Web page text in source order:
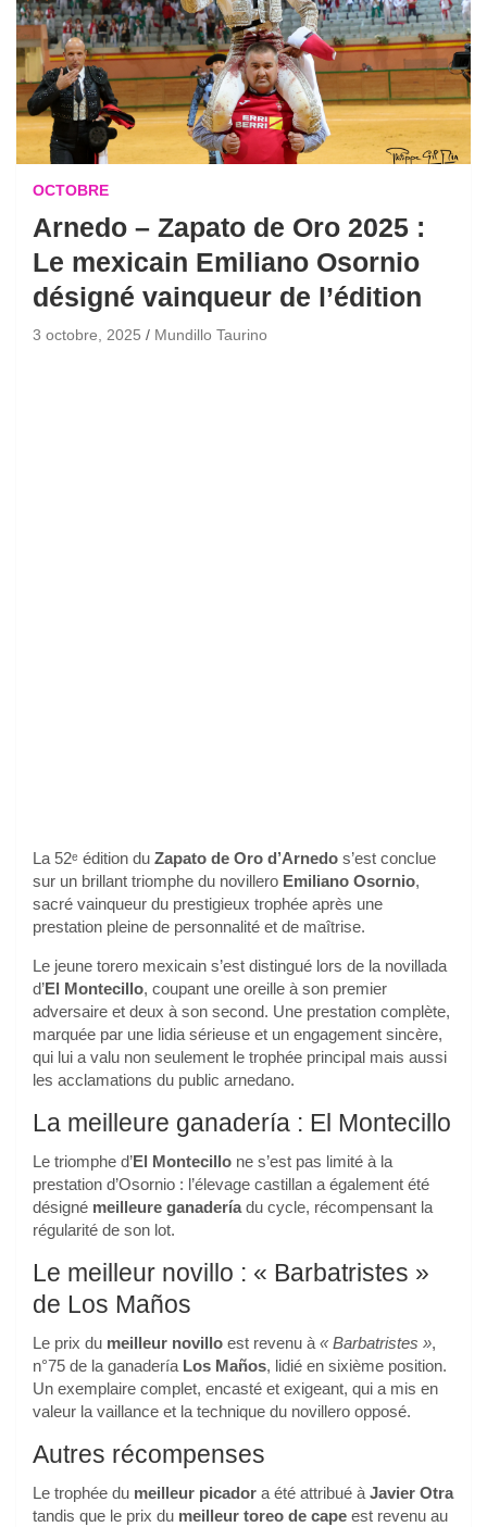
OCTOBRE
Arnedo – Zapato de Oro 2025 :
Le mexicain Emiliano Osornio
désigné vainqueur de l’édition
3 octobre, 2025 Mundillo Taurino
La 52ᵉ édition du Zapato de Oro d’Arnedo s’est conclue
sur un brillant triomphe du novillero Emiliano Osornio,
sacré vainqueur du prestigieux trophée après une
prestation pleine de personnalité et de maîtrise.
Le jeune torero mexicain s’est distingué lors de la novillada
d’El Montecillo, coupant une oreille à son premier
adversaire et deux à son second. Une prestation complète,
marquée par une lidia sérieuse et un engagement sincère,
qui lui a valu non seulement le trophée principal mais aussi
les acclamations du public arnedano.
La meilleure ganadería : El Montecillo
Le triomphe d’El Montecillo ne s’est pas limité à la
prestation d’Osornio : l’élevage castillan a également été
désigné meilleure ganaderíadu cycle, récompensant la
régularité de son lot.
Le meilleur novillo : « Barbatristes »
de Los Maños
Le prix du meilleur novillo est revenu à « Barbatristes »,
n°75 de la ganadería Los Maños, lidié en sixième position.
Un exemplaire complet, encasté et exigeant, qui a mis en
valeur la vaillance et la technique du novillero opposé.
Autres récompenses
Le trophée du meilleur picador a été attribué à Javier Otra
tandis que le prix du meilleur toreo de cape est revenu au